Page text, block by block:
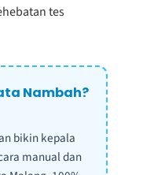
tes
Nambah?
bikin kepala
manual dan